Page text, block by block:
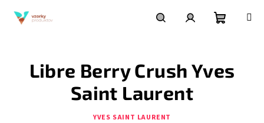
košík
Libre Berry Crush Yves
Saint Laurent
YVES SAINT LAURENT